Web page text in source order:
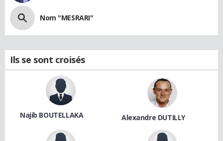
Nom "MESRARI"
Ils se sont croisés
Najib BOUTELLAKA Alexandre DUTILLY